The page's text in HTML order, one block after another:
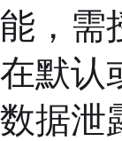
，需
默认
据泄